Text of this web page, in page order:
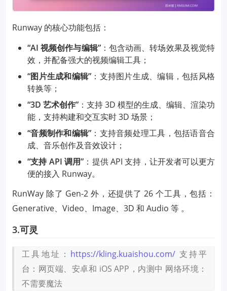
Runway 的核心功能包括：
“AI 视频创作与编辑”：包含动画、转场效果及视觉特
效，并配备强大的视频编辑工具；
“图片生成和编辑” ：支持图片生成、编辑，包括风格
转换等；
“3D 艺术创作” ：支持 3D 模型的生成、编辑、渲染功
能，支持构建和交互实时 3D 场景；
“音频制作和编辑” ：支持音频处理工具，包括语音合
成、音乐创作及音效设计；
“支持 API 调用” ：提供 API 支持，让开发者可以更方
便的接入 Runway。
RunWay 除了 Gen-2 外，还提供了 26 个工具，包括：
Generative、Video、Image、3D 和 Audio 等 。
3.可灵
工具地址： https://kling.kuaishou.com/ 支持平
台：网页端、安卓和 iOS APP，内测中 网络环境：
不需要魔法